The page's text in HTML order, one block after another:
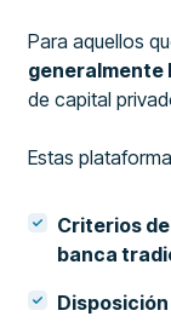
Para aquellos
generalmente
de capital
Estas
Criterios
banca